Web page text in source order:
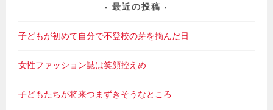
最近の投稿
子どもが初めて自分で不登校の芽を摘んだ日
女性ファッション誌は笑顔控えめ
子どもたちが将来つまずきそうなところ